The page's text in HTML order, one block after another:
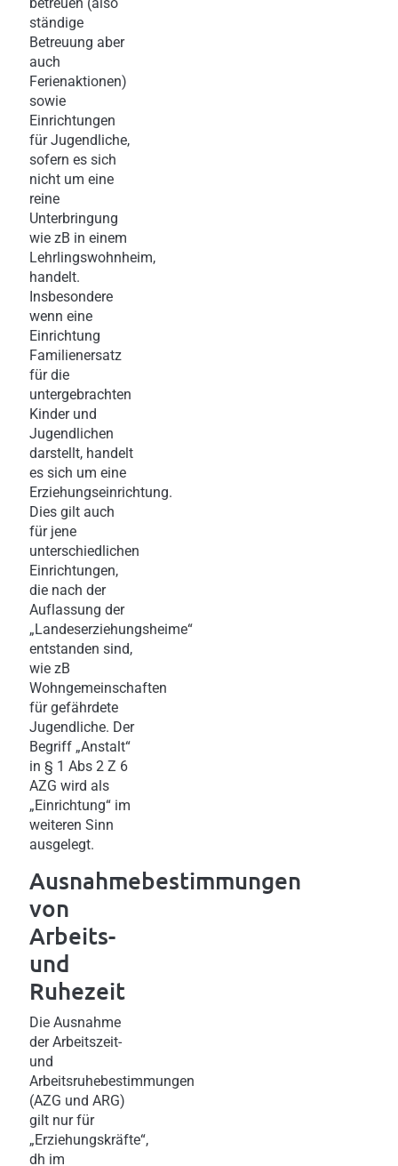
ständige
Betreuung aber
auch
Ferienaktionen)
sowie
Einrichtungen
für Jugendliche,
sofern es sich
nicht um eine
reine
Unterbringung
wie zB in einem
Lehrlingswohnheim,
handelt.
Insbesondere
wenn eine
Einrichtung
Familienersatz
für die
untergebrachten
Kinder und
Jugendlichen
darstellt, handelt
es sich um eine
Erziehungseinrichtung.
Dies gilt auch
für jene
unterschiedlichen
Einrichtungen,
die nach der
Auflassung der
„Landeserziehungsheime“
entstanden sind,
wie zB
Wohngemeinschaften
für gefährdete
Jugendliche. Der
Begriff „Anstalt“
in § 1 Abs 2 Z 6
AZG wird als
„Einrichtung“ im
weiteren Sinn
ausgelegt.
Ausnahmebestimmungen
von
Arbeits-
und
Ruhezeit
Die Ausnahme
der Arbeitszeit-
und
Arbeitsruhebestimmungen
(AZG und ARG)
gilt nur für
„Erziehungskräfte“,
dh im